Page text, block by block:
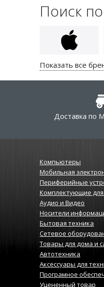
Поиск
Показать все
Доставка по
Компьютеры
Мобильная
Периферийные
Комплектующие
Аудио и Видео
Носители
Бытовая техника
Сетевое
Товары для дома и
Автотехника
Аксессуары для
Програмное
Уцененный товар